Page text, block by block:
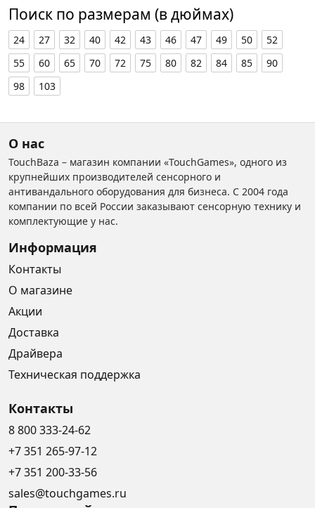
Поиск по размерам (в дюймах)
24 27 32 40 42 43 46 47 49 50
52
55
60 65 70 72 75 80 82 84 85
90
98
103
О нас
TouchBaza – магазин компании «TouchGames», одного из
крупнейших производителей сенсорного и
антивандального оборудования для бизнеса. С 2004 года
компании по всей России заказывают сенсорную технику и
комплектующие у нас.
Информация
Контакты
О магазине
Акции
Доставка
Драйвера
Техническая поддержка
Контакты
8 800 333-24-62
+7 351 265-97-12
+7 351 200-33-56
sales@touchgames.ru